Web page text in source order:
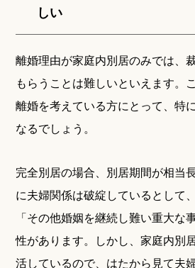
しい
離婚理由が家庭内別居のみでは、
もらうことは難しいといえます。
離婚を考えている方にとって、特
なるでしょう。
完全別居の場合、別居期間が相当
に夫婦関係は破綻しているとして
「その他婚姻を継続し難い重大な
性があります。しかし、家庭内別
活しているので、はたから見て夫